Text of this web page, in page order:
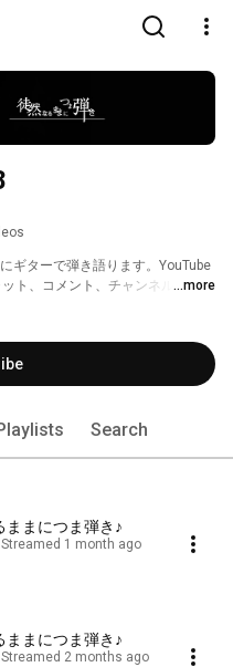
ギターで弾き語ります。YouTube
ト、コメント、チャンネル登録頂
す程度でございます。 Twitter
絡み下さいませぇ～。
...more
Search
ままにつま弾き♪
Streamed 1 month ago
ままにつま弾き♪
Streamed 2 months ago